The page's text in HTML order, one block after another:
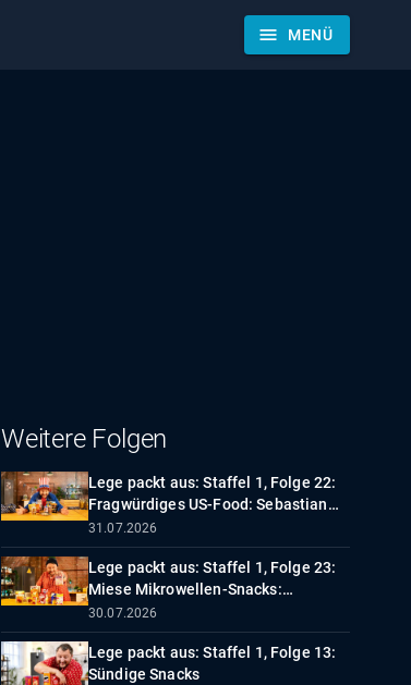
menu MENÜ
Weitere Folgen
Lege packt aus: Staffel 1, Folge 22:
Fragwürdiges US-Food: Sebastian
Lege packt aus
31.07.2026
Lege packt aus: Staffel 1, Folge 23:
Miese Mikrowellen-Snacks:
Sebastian Lege packt aus
30.07.2026
Lege packt aus: Staffel 1, Folge 13:
Sündige Snacks